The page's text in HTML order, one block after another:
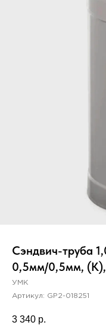
Сэндвич-труба
0,5мм/0,5мм,
УМК
Артикул: GP2-018251
3 340 р.